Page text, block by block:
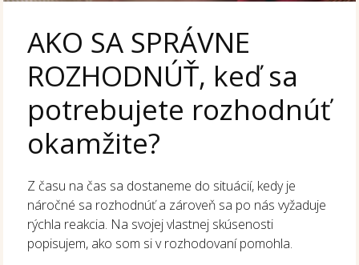
AKO SA SPRÁVNE
ROZHODNÚŤ, keď sa
potrebujete rozhodnúť
okamžite?
Z času na čas sa dostaneme do situácií, kedy je
náročné sa rozhodnúť a zároveň sa po nás vyžaduje
rýchla reakcia. Na svojej vlastnej skúsenosti
popisujem, ako som si v rozhodovaní pomohla.